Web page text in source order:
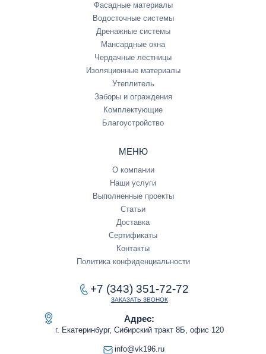
Фасадные материалы
Водосточные системы
Дренажные системы
Мансардные окна
Чердачные лестницы
Изоляционные материалы
Утеплитель
Заборы и ограждения
Комплектующие
Благоустройство
МЕНЮ
О компании
Наши услуги
Выполненные проекты
Статьи
Доставка
Сертификаты
Контакты
Политика конфиденциальности
+7 (343) 351-72-72
ЗАКАЗАТЬ ЗВОНОК
Адрес:
г. Екатеринбург, Сибирский тракт 8Б, офис 120
info@vk196.ru